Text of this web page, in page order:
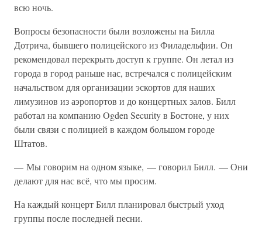
всю ночь.
Вопросы безопасности были возложены на Билла
Дотрича, бывшего полицейского из Филадельфии. Он
рекомендовал перекрыть доступ к группе. Он летал из
города в город раньше нас, встречался с полицейским
начальством для организации эскортов для наших
лимузинов из аэропортов и до концертных залов. Билл
работал на компанию Ogden Security в Бостоне, у них
были связи с полицией в каждом большом городе
Штатов.
— Мы говорим на одном языке, — говорил Билл. — Они
делают для нас всё, что мы просим.
На каждый концерт Билл планировал быстрый уход
группы после последней песни.